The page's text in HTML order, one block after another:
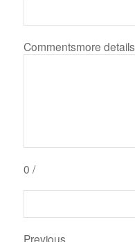
Commentsmore details
0 /
Previous